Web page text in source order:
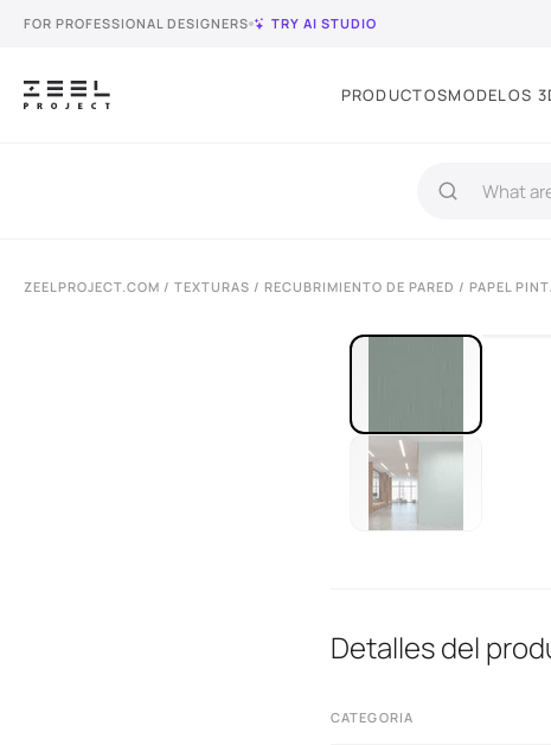
FOR PROFESSIONAL DESIGNERS TRY AI STUDIO
PRODUCTOSMODELOS
ZEELPROJECT.COM / TEXTURAS / RECUBRIMIENTO DE PARED / PAPEL
Detalles del
CATEGORIA